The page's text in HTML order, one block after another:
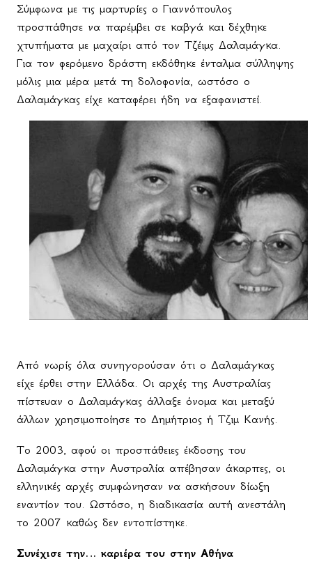
Σύμφωνα με τις μαρτυρίες ο Γιαννόπουλος
προσπάθησε να παρέμβει σε καβγά και δέχθηκε
χτυπήματα με μαχαίρι από τον Τζέιμς Δαλαμάγκα.
Για τον φερόμενο δράστη εκδόθηκε ένταλμα σύλληψης
μόλις μια μέρα μετά τη δολοφονία, ωστόσο ο
Δαλαμάγκας είχε καταφέρει ήδη να εξαφανιστεί.
Από νωρίς όλα συνηγορούσαν ότι ο Δαλαμάγκας
είχε έρθει στην Ελλάδα. Οι αρχές της Αυστραλίας
πίστευαν ο Δαλαμάγκας άλλαξε όνομα και μεταξύ
άλλων χρησιμοποίησε το Δημήτριος ή Τζιμ Κανής.
Το 2003, αφού οι προσπάθειες έκδοσης του
Δαλαμάγκα στην Αυστραλία απέβησαν άκαρπες, οι
ελληνικές αρχές συμφώνησαν να ασκήσουν δίωξη
εναντίον του. Ωστόσο, η διαδικασία αυτή ανεστάλη
το 2007 καθώς δεν εντοπίστηκε.
Συνέχισε την… καριέρα του στην Αθήνα